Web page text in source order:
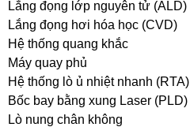
Lắng đọng lớp nguyên tử (ALD)
Lắng đọng hơi hóa học (CVD)
Hệ thống quang khắc
Máy quay phủ
Hệ thống lò ủ nhiệt nhanh (RTA)
Bốc bay bằng xung Laser (PLD)
Lò nung chân không